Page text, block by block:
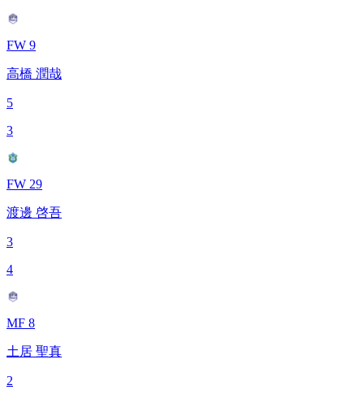
FW 9
高橋 潤哉
5
3
FW 29
渡邊 啓吾
3
4
MF 8
土居 聖真
2